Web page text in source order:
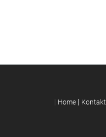
| Home| Kontakt